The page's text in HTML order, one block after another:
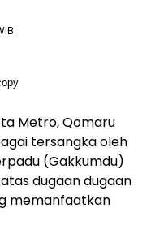
Metro, Qomaru
tersangka oleh
(Gakkumdu)
dugaan dugaan
memanfaatkan